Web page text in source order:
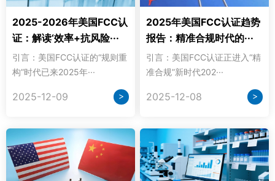
2025-2026年美国FCC认
证：解读‘效率+抗风险···
引言：美国FCC认证的“规则重
构”时代已来2025年···
2025-12-09 >
2025年美国FCC认证趋势
报告：精准合规时代的···
引言：美国FCC认证正进入“精
准合规”新时代202···
2025-12-08 >